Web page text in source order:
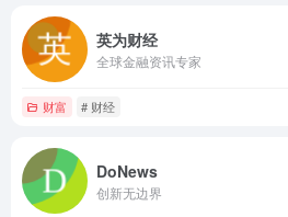
英为财经
全球金融资讯专家
财富 # 财经
DoNews
创新无边界